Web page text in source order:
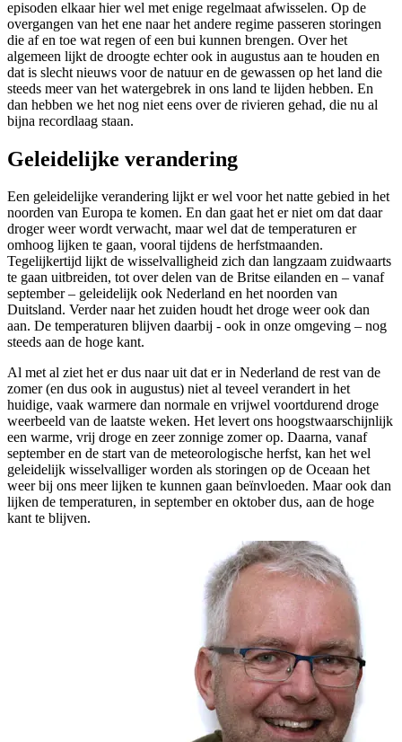
episoden elkaar hier wel met enige regelmaat afwisselen. Op de
overgangen van het ene naar het andere regime passeren storingen
die af en toe wat regen of een bui kunnen brengen. Over het
algemeen lijkt de droogte echter ook in augustus aan te houden en
dat is slecht nieuws voor de natuur en de gewassen op het land die
steeds meer van het watergebrek in ons land te lijden hebben. En
dan hebben we het nog niet eens over de rivieren gehad, die nu al
bijna recordlaag staan.
Geleidelijke verandering
Een geleidelijke verandering lijkt er wel voor het natte gebied in het
noorden van Europa te komen. En dan gaat het er niet om dat daar
droger weer wordt verwacht, maar wel dat de temperaturen er
omhoog lijken te gaan, vooral tijdens de herfstmaanden.
Tegelijkertijd lijkt de wisselvalligheid zich dan langzaam zuidwaarts
te gaan uitbreiden, tot over delen van de Britse eilanden en – vanaf
september – geleidelijk ook Nederland en het noorden van
Duitsland. Verder naar het zuiden houdt het droge weer ook dan
aan. De temperaturen blijven daarbij - ook in onze omgeving – nog
steeds aan de hoge kant.
Al met al ziet het er dus naar uit dat er in Nederland de rest van de
zomer (en dus ook in augustus) niet al teveel verandert in het
huidige, vaak warmere dan normale en vrijwel voortdurend droge
weerbeeld van de laatste weken. Het levert ons hoogstwaarschijnlijk
een warme, vrij droge en zeer zonnige zomer op. Daarna, vanaf
september en de start van de meteorologische herfst, kan het wel
geleidelijk wisselvalliger worden als storingen op de Oceaan het
weer bij ons meer lijken te kunnen gaan beïnvloeden. Maar ook dan
lijken de temperaturen, in september en oktober dus, aan de hoge
kant te blijven.